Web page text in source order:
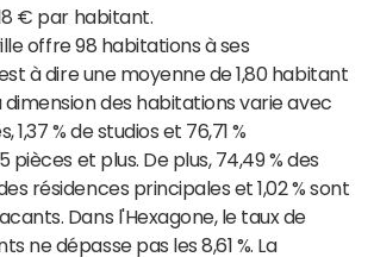
€ par habitant.
offre 98 habitations à ses
à dire une moyenne de 1,80 habitant
dimension des habitations varie avec
1,37 % de studios et 76,71 %
pièces et plus. De plus, 74,49 % des
résidences principales et 1,02 % sont
Dans l'Hexagone, le taux de
ne dépasse pas les 8,61 %. La